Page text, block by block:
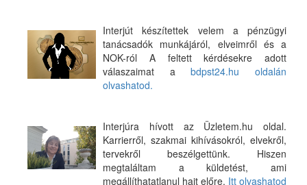
Interjút készítettek velem a pénzügyi
tanácsadók munkájáról, elveimről és a
NOK-ról A feltett kérdésekre adott
válaszaimat abdpst24.hu oldalán
olvashatod.
Interjúra hívott az Üzletem.hu oldal.
Karrierről, szakmai kihívásokról, elvekről,
tervekről beszélgettünk. Hiszen
megtaláltam a küldetést, ami
megállíthatatlanul hajt előre. Itt olvashatod